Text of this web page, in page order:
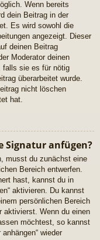
Wenn bereits
dein Beitrag in der
Es wird sowohl die
angezeigt. Dieser
deinen Beitrag
Moderator deinen
falls sie es für nötig
überarbeitet wurde.
nicht löschen
hat.
Signatur anfügen?
musst du zunächst eine
Bereich entwerfen.
hast, kannst du in
aktivieren. Du kannst
persönlichen Bereich
aktivierst. Wenn du einen
möchtest, so kannst
wieder